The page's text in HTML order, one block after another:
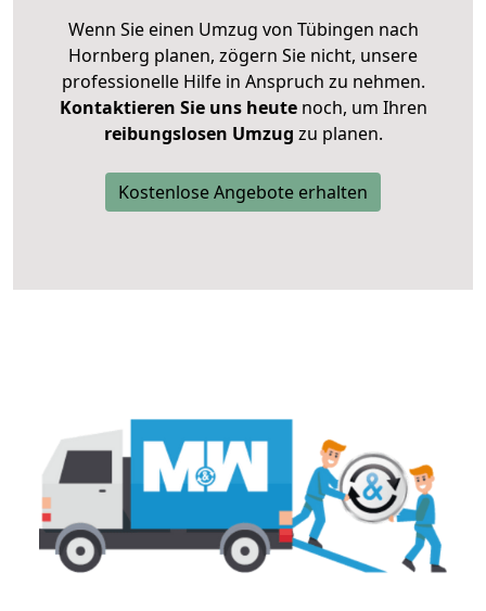
Wenn Sie einen Umzug von Tübingen nach
Hornberg planen, zögern Sie nicht, unsere
professionelle Hilfe in Anspruch zu nehmen.
Kontaktieren Sie uns heutenoch, um Ihren
reibungslosen Umzug zu planen.
Kostenlose Angebote erhalten